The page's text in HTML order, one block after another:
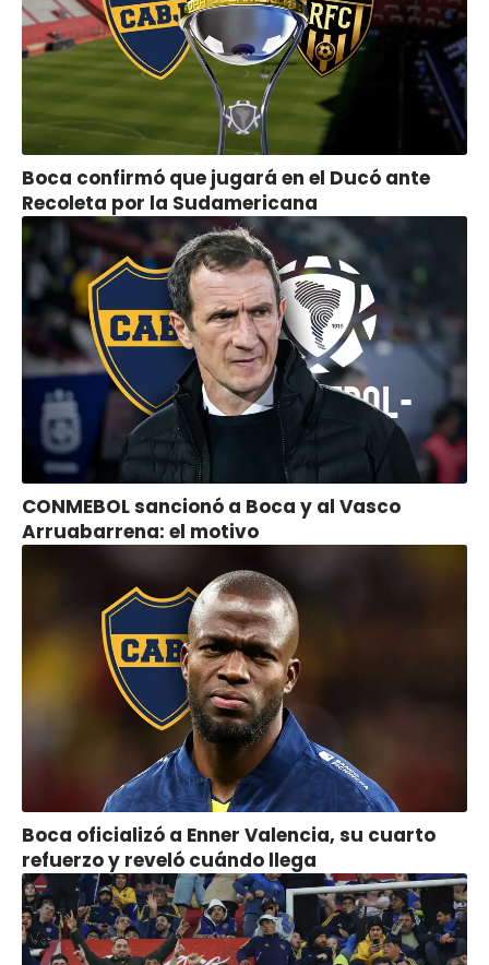
Boca confirmó que jugará en el Ducó ante
Recoleta por la Sudamericana
CONMEBOL sancionó a Boca y al Vasco
Arruabarrena: el motivo
Boca oficializó a Enner Valencia, su cuarto
refuerzo y reveló cuándo llega